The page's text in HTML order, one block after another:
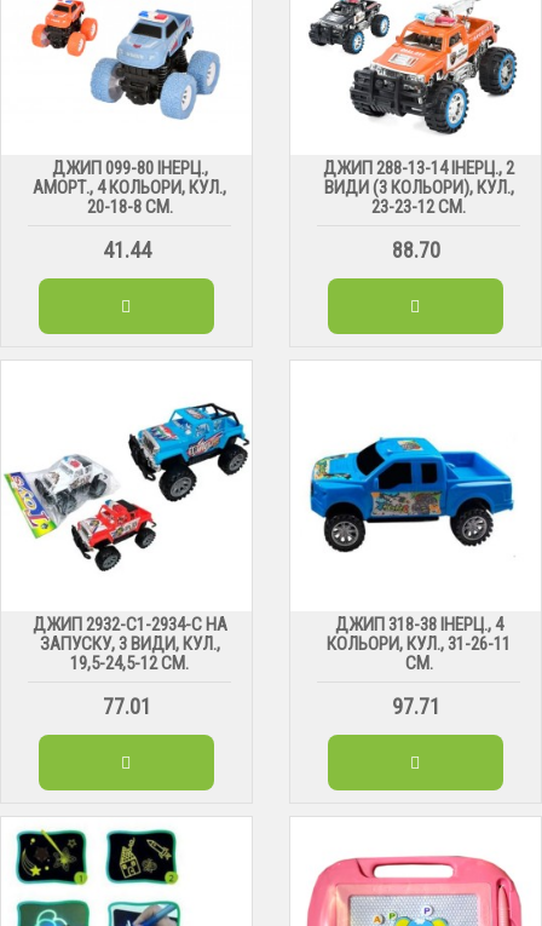
ДЖИП 099-80 ІНЕРЦ.,
АМОРТ., 4 КОЛЬОРИ, КУЛ.,
20-18-8 СМ.
41.44
ДЖИП 288-13-14 ІНЕРЦ., 2
ВИДИ (3 КОЛЬОРИ), КУЛ.,
23-23-12 СМ.
88.70
ДЖИП 2932-C1-2934-C НА
ЗАПУСКУ, 3 ВИДИ, КУЛ.,
19,5-24,5-12 СМ.
77.01
ДЖИП 318-38 ІНЕРЦ., 4
КОЛЬОРИ, КУЛ., 31-26-11
СМ.
97.71